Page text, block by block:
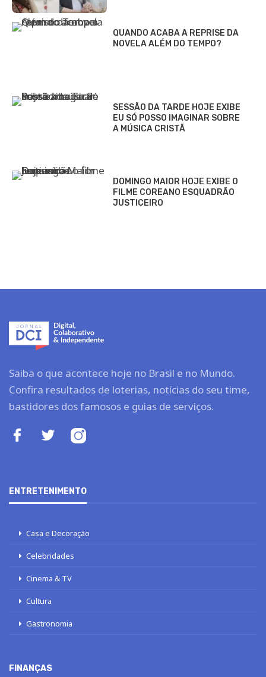
QUANDO ACABA A REPRISE DA
NOVELA ALÉM DO TEMPO?
SESSÃO DA TARDE HOJE EXIBE
EU SÓ POSSO IMAGINAR SOBRE
A MÚSICA CRISTÃ
DOMINGO MAIOR HOJE EXIBE O
FILME COREANO ESQUADRÃO
JUSTICEIRO
Saiba o que acontece hoje no Brasil e no Mundo.
Confira resultados de loterias, notícias do seu time,
bastidores dos famosos e guias de serviços.
ENTRETENIMENTO
Casa e Decoração
Celebridades
Cinema & TV
Cultura
Gastronomia
FINANÇAS